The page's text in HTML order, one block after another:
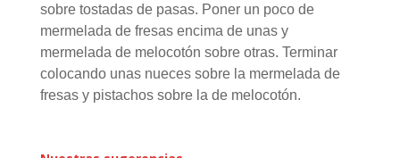
sobre tostadas de pasas. Poner un poco de
mermelada de fresas encima de unas y
mermelada de melocotón sobre otras. Terminar
colocando unas nueces sobre la mermelada de
fresas y pistachos sobre la de melocotón.